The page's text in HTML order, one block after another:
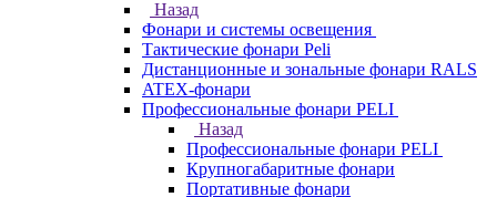
Назад
Фонари и системы освещения
Тактические фонари Peli
Дистанционные и зональные фонари RALS
ATEX-фонари
Профессиональные фонари PELI
Назад
Профессиональные фонари PELI
Крупногабаритные фонари
Портативные фонари